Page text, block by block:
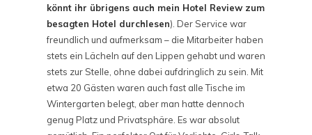
könnt ihr übrigens auch mein Hotel Review zum
besagten Hotel durchlesen). Der Service war
freundlich und aufmerksam – die Mitarbeiter haben
stets ein Lächeln auf den Lippen gehabt und waren
stets zur Stelle, ohne dabei aufdringlich zu sein. Mit
etwa 20 Gästen waren auch fast alle Tische im
Wintergarten belegt, aber man hatte dennoch
genug Platz und Privatsphäre. Es war absolut